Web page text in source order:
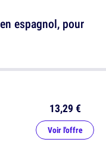
espagnol, pour
13,29 €
Voir l'offre